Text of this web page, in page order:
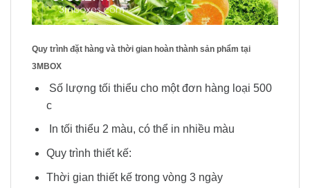
Quy trình đặt hàng và thời gian hoàn thành sản phẩm tại
3MBOX
Số lượng tối thiểu cho một đơn hàng loại 500
c
In tối thiểu 2 màu, có thể in nhiều màu
Quy trình thiết kế:
Thời gian thiết kế trong vòng 3 ngày